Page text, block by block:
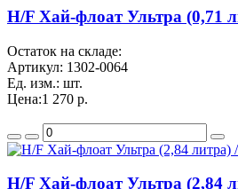
H/F Хай-флоат Ультра (0,71
Остаток на складе:
Артикул: 1302-0064
Ед. изм.: шт.
Цена:1 270 р.
H/F Хай-флоат Ультра (2,84